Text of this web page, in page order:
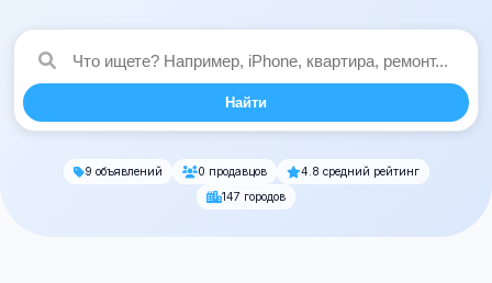
Найти
9 объявлений 0 продавцов
4.8 средний рейтинг
147 городов